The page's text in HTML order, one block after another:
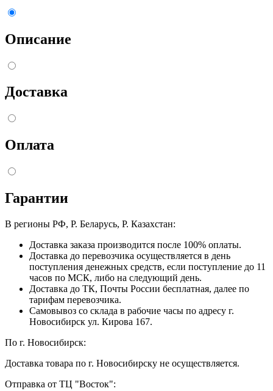
Описание
Доставка
Оплата
Гарантии
В регионы РФ, Р. Беларусь, Р. Казахстан:
Доставка заказа производится после 100% оплаты.
Доставка до перевозчика осуществляется в день
поступления денежных средств, если поступление до 11
часов по МСК, либо на следующий день.
Доставка до ТК, Почты России бесплатная, далее по
тарифам перевозчика.
Самовывоз со склада в рабочие часы по адресу г.
Новосибирск ул. Кирова 167.
По г. Новосибирск:
Доставка товара по г. Новосибирску не осуществляется.
Отправка от ТЦ "Восток":